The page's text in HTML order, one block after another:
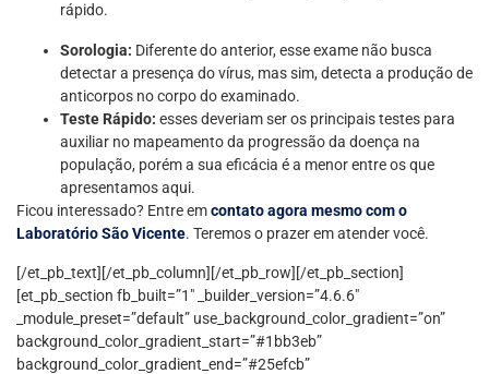
rápido.
Sorologia: Diferente do anterior, esse exame não busca
detectar a presença do vírus, mas sim, detecta a produção de
anticorpos no corpo do examinado.
Teste Rápido: esses deveriam ser os principais testes para
auxiliar no mapeamento da progressão da doença na
população, porém a sua eficácia é a menor entre os que
apresentamos aqui.
Ficou interessado? Entre emcontato agora mesmo com o
Laboratório São Vicente. Teremos o prazer em atender você.
[/et_pb_text][/et_pb_column][/et_pb_row][/et_pb_section]
[et_pb_section fb_built=”1″ _builder_version=”4.6.6″
_module_preset=”default” use_background_color_gradient=”on”
background_color_gradient_start=”#1bb3eb”
background_color_gradient_end=”#25efcb”